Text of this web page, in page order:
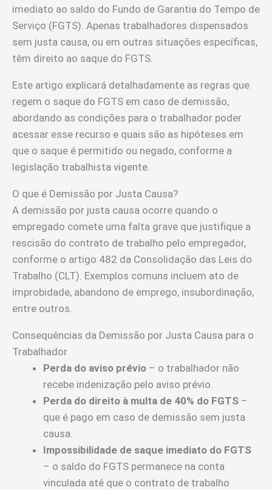
imediato ao saldo do Fundo de Garantia do Tempo de
Serviço (FGTS). Apenas trabalhadores dispensados
sem justa causa, ou em outras situações específicas,
têm direito ao saque do FGTS.
Este artigo explicará detalhadamente as regras que
regem o saque do FGTS em caso de demissão,
abordando as condições para o trabalhador poder
acessar esse recurso e quais são as hipóteses em
que o saque é permitido ou negado, conforme a
legislação trabalhista vigente.
O que é Demissão por Justa Causa?
A demissão por justa causa ocorre quando o
empregado comete uma falta grave que justifique a
rescisão do contrato de trabalho pelo empregador,
conforme o artigo 482 da Consolidação das Leis do
Trabalho (CLT). Exemplos comuns incluem ato de
improbidade, abandono de emprego, insubordinação,
entre outros.
Consequências da Demissão por Justa Causa para o
Trabalhador
Perda do aviso prévio – o trabalhador não
recebe indenização pelo aviso prévio.
Perda do direito à multa de 40% do FGTS –
que é pago em caso de demissão sem justa
causa.
Impossibilidade de saque imediato do FGTS
– o saldo do FGTS permanece na conta
vinculada até que o contrato de trabalho